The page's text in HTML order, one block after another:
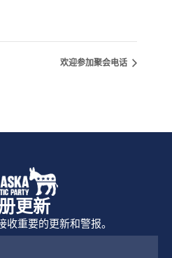
欢迎参加聚会电话
更新
收重要的更新和警报。